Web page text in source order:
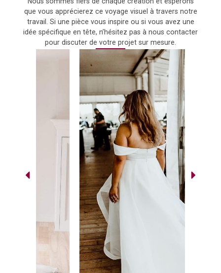
que vous apprécierez ce voyage visuel à travers notre
travail. Si une pièce vous inspire ou si vous avez une
idée spécifique en tête, n’hésitez pas à nous contacter
pour discuter de votre projet sur mesure.